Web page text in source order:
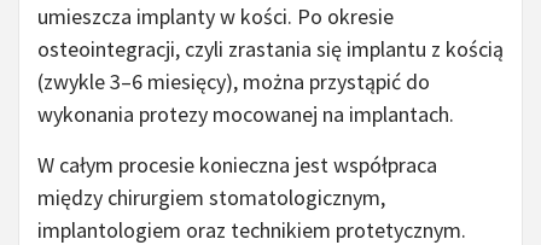
umieszcza implanty w kości. Po okresie
osteointegracji, czyli zrastania się implantu z kością
(zwykle 3–6 miesięcy), można przystąpić do
wykonania protezy mocowanej na implantach.
W całym procesie konieczna jest współpraca
między chirurgiem stomatologicznym,
implantologiem oraz technikiem protetycznym.